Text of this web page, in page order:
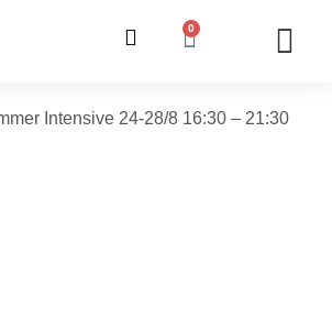
0
Intensive 24-28/8 16:30 – 21:30